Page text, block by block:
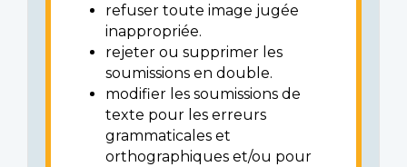
refuser toute image jugée
inappropriée.
rejeter ou supprimer les
soumissions en double.
modifier les soumissions de
texte pour les erreurs
grammaticales et
orthographiques et/ou pour